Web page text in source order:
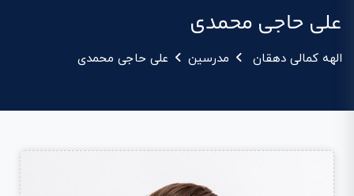
علی حاجی محمدی
الهه کمالی دهقان مدرسین علی حاجی محمدی